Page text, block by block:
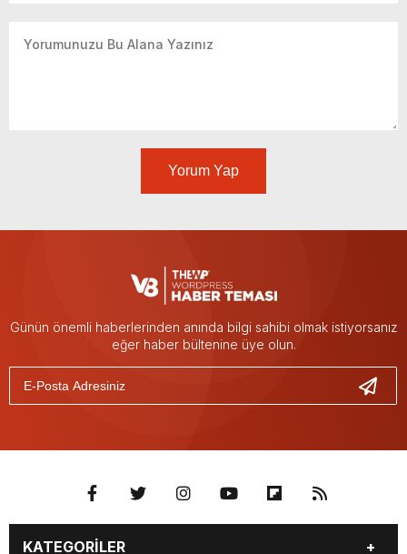
Yorum Yap
Günün önemli haberlerinden anında bilgi sahibi olmak istiyorsanız
eğer haber bültenine üye olun.
KATEGORİLER